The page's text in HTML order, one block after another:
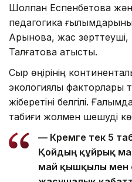
Шолпан Еспенбетова
педагогика
Арынова, жас
Талғатова қатысты.
Сыр өңірінің
экологиялық факторлары
жіберетіні белгілі.
табиғи жолмен шешуді
— Кремге тек 5
Қойдың құйрық
май қышқылы мен